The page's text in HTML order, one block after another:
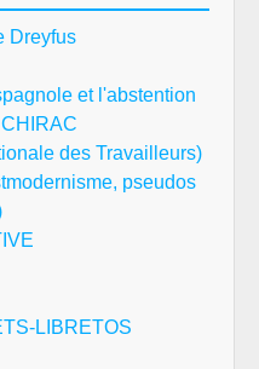
Dreyfus
et l'abstention
des Travailleurs)
pseudos
LIBRETOS